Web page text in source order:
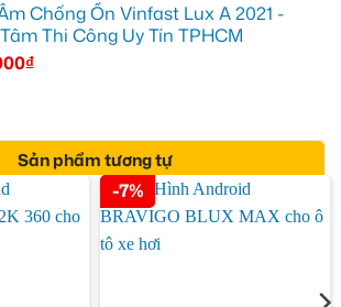
Chống Ồn Vinfast Lux A 2021 -
Thi Công Uy Tín TPHCM
₫
Sản phẩm tương tự
-7%